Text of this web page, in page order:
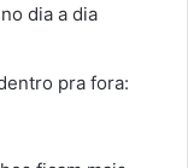
no dia a dia
pra fora: